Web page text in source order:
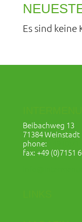
Es sind keine
Beibachweg 13
71384 Weinstadt
phone:
fax: +49 (0)7151